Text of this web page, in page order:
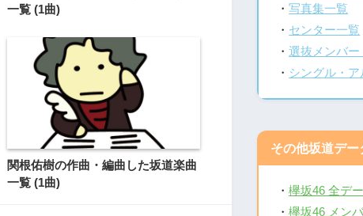
一覧 (1曲)
関根佑樹の作曲・編曲した坂道楽曲
一覧 (1曲)
・写真集一覧
・ センター一覧
・選抜メンバ
・ シングル・
その他坂道デー
・欅坂46 全デ
・欅坂46 メン